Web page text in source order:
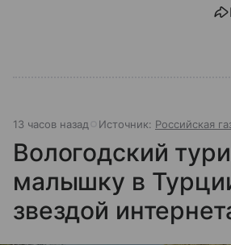
13 часов назад Источник: Российская
Вологодский
малышку в
звездой